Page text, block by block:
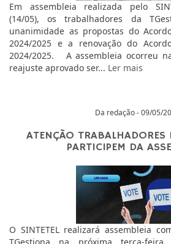
Em assembleia realizada pelo
(14/05), os trabalhadores da
unanimidade as propostas do
2024/2025 e a renovação do
2024/2025. A assembleia ocorreu
reajuste aprovado ser... Ler mais
Da redação - 09/05/
ATENÇÃO
PARTICIPEM DA
O SINTETEL realizará assembleia